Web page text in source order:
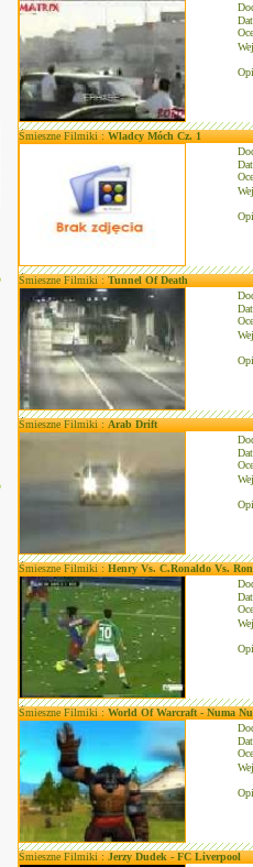
Śmieszne Filmiki :Wladcy Móch Cz. 1
Śmieszne Filmiki :Tunnel Of Death
Śmieszne Filmiki :Arab Drift
Śmieszne Filmiki :Henry Vs. C.Ronaldo Vs.
Śmieszne Filmiki :World Of Warcraft - Numa
Śmieszne Filmiki :Jerzy Dudek - FC Liverpool